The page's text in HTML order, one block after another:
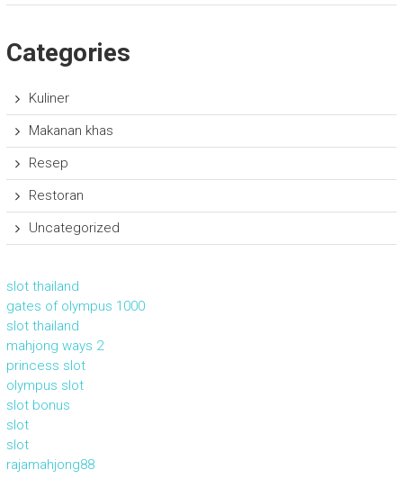
Categories
Kuliner
Makanan khas
Resep
Restoran
Uncategorized
slot thailand
gates of olympus 1000
slot thailand
mahjong ways 2
princess slot
olympus slot
slot bonus
slot
slot
rajamahjong88